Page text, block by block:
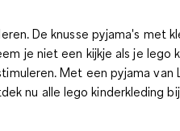
De knusse pyjama's
je niet een kijkje als je
Met een pyjama van
nu alle lego kinderkleding